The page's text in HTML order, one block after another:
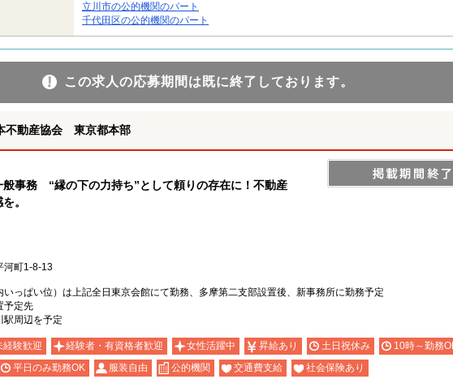
立川市の公的機関のパート
千代田区の公的機関のパート
この求人の応募期間は既に終了しております。
不動産協会 東京都本部
事務 “縁の下の力持ち”として頼りの存在に！不動産
。
河町1-8-13
っぱい位）は上記全日東京会館にて勤務、多摩第二支部設置後、新事務所に勤務予定
予定先
駅周辺を予定
経験歓迎 経験者・有資格者歓迎 女性活躍中 昇給あり 土日祝休み
10時～勤務
平日のみ勤務OK 服装自由 公的機関 交通費支給 社会保険あり